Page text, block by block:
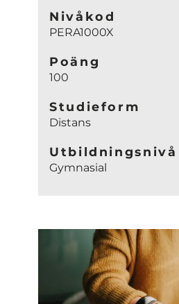
Nivåkod
PERA1000X
Poäng
100
Studieform
Distans
Utbildningsnivå
Gymnasial